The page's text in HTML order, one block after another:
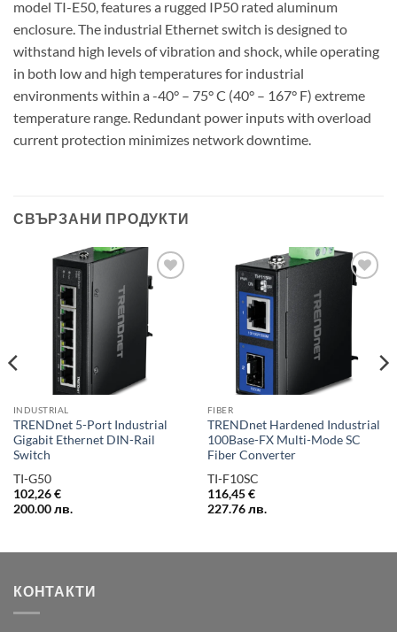
model TI-E50, features a rugged IP50 rated aluminum
enclosure. The industrial Ethernet switch is designed to
withstand high levels of vibration and shock, while operating
in both low and high temperatures for industrial
environments within a -40° – 75° C (40° – 167° F) extreme
temperature range. Redundant power inputs with overload
current protection minimizes network downtime.
СВЪРЗАНИ ПРОДУКТИ
Добави в
INDUSTRIAL
TRENDnet 5-Port Industrial
Gigabit Ethernet DIN-Rail
Switch
TI-G50
102,26€
200.00лв.
Добави в
FIBER
TRENDnet Hardened Industrial
100Base-FX Multi-Mode SC
Fiber Converter
TI-F10SC
116,45€
227.76лв.
КОНТАКТИ